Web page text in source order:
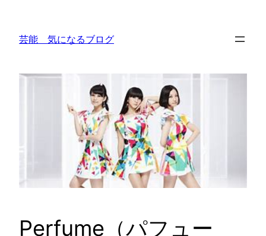
芸能 気になるブログ
Perfume（パフュー